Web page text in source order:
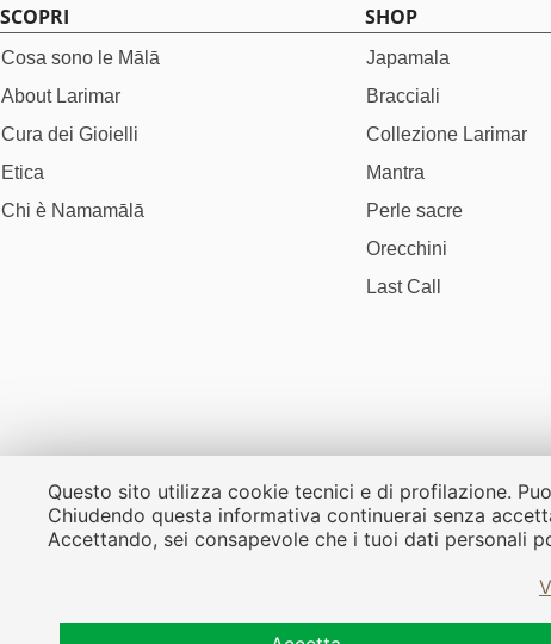
SCOPRI
Cosa sono le Mālā
About Larimar
Cura dei Gioielli
Etica
Chi è Namamālā
SHOP
Japamala
Bracciali
Collezione Larimar
Mantra
Perle sacre
Orecchini
Last Call
Nessuna parte dei testi può essere
Questo sito utilizza cookie tecnici e di profilazione.
Chiudendo questa informativa continuerai senza
Accettando, sei consapevole che i tuoi dati personali